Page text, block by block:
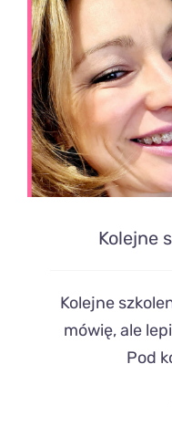
Kolejne
Kolejne
mówię, ale
Pod